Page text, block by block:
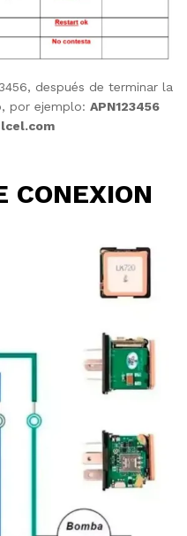
después de terminar la
por ejemplo: APN123456
CONEXION